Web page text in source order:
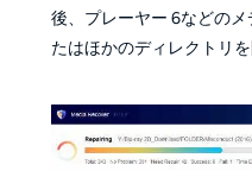
後、プレーヤー 6などの
たはほかのディレクトリ